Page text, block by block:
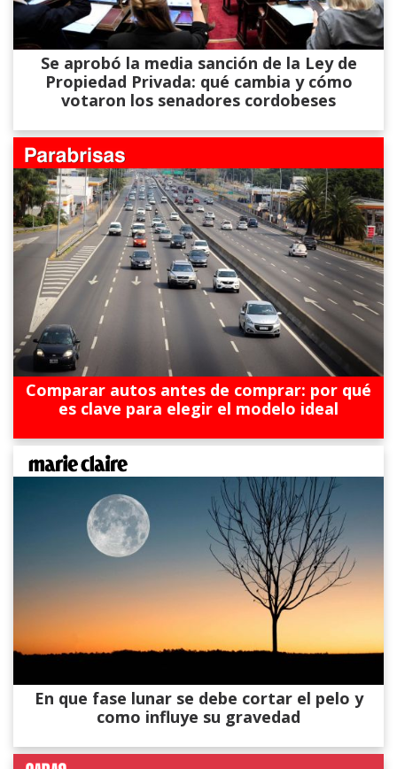
Se aprobó la media sanción de la Ley de
Propiedad Privada: qué cambia y cómo
votaron los senadores cordobeses
Comparar autos antes de comprar: por qué
es clave para elegir el modelo ideal
En que fase lunar se debe cortar el pelo y
como influye su gravedad